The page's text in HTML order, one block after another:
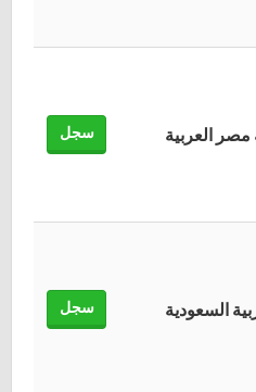
العربية سجل
السعودية سجل